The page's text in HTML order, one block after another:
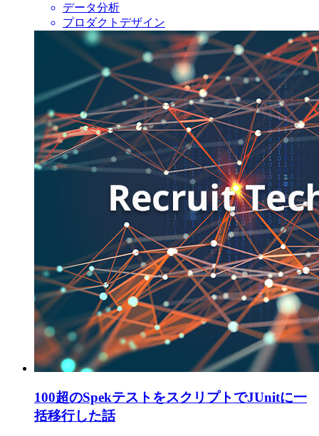
データ分析
プロダクトデザイン
100超のSpekテストをスクリプトでJUnitに一
括移行した話